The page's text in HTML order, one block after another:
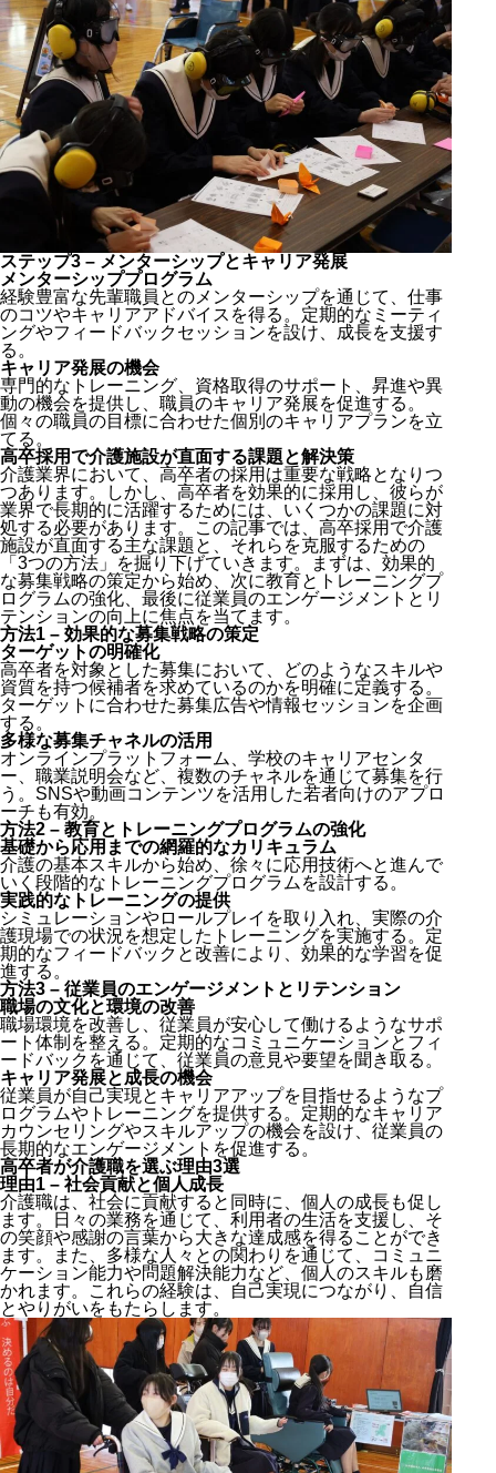
ステップ3 – メンターシップとキャリア発展
メンターシッププログラム
経験豊富な先輩職員とのメンターシップを通じて、仕事
のコツやキャリアアドバイスを得る。定期的なミーティ
ングやフィードバックセッションを設け、成長を支援す
る。
キャリア発展の機会
専門的なトレーニング、資格取得のサポート、昇進や異
動の機会を提供し、職員のキャリア発展を促進する。
個々の職員の目標に合わせた個別のキャリアプランを立
てる。
高卒採用で介護施設が直面する課題と解決策
介護業界において、高卒者の採用は重要な戦略となりつ
つあります。しかし、高卒者を効果的に採用し、彼らが
業界で長期的に活躍するためには、いくつかの課題に対
処する必要があります。この記事では、高卒採用で介護
施設が直面する主な課題と、それらを克服するための
「3つの方法」を掘り下げていきます。まずは、効果的
な募集戦略の策定から始め、次に教育とトレーニングプ
ログラムの強化、最後に従業員のエンゲージメントとリ
テンションの向上に焦点を当てます。
方法1 – 効果的な募集戦略の策定
ターゲットの明確化
高卒者を対象とした募集において、どのようなスキルや
資質を持つ候補者を求めているのかを明確に定義する。
ターゲットに合わせた募集広告や情報セッションを企画
する。
多様な募集チャネルの活用
オンラインプラットフォーム、 学校のキャリアセンタ
ー、職業説明会など、複数のチャネルを通じて募集を行
う。SNSや動画コンテンツを活用した若者向けのアプロ
ーチも有効。
方法2 – 教育とトレーニングプログラムの強化
基礎から応用までの網羅的なカリキュラム
介護の基本スキルから始め、徐々に応用技術へと進んで
いく段階的なトレーニングプログラムを設計する。
実践的なトレーニングの提供
シミュレーションやロールプレイを取り入れ、 実際の介
護現場での状況を想定したトレーニングを実施する。 定
期的なフィードバックと改善により、効果的な学習を促
進する。
方法3 – 従業員のエンゲージメントとリテンション
職場の文化と環境の改善
職場環境を改善し、従業員が安心して働けるようなサポ
ート体制を整える。定期的なコミュニケーションとフィ
ードバックを通じて、従業員の意見や要望を聞き取る。
キャリア発展と成長の機会
従業員が自己実現とキャリアアップを目指せるようなプ
ログラムやトレーニングを提供する。定期的なキャリア
カウンセリングやスキルアップの機会を設け、従業員の
長期的なエンゲージメントを促進する。
高卒者が介護職を選ぶ理由3選
理由1 – 社会貢献と個人成長
介護職は、社会に貢献すると同時に、個人の成長も促し
ます。日々の業務を通じて、利用者の生活を支援し、そ
の笑顔や感謝の言葉から大きな達成感を得ることができ
ます。また、多様な人々との関わりを通じて、コミュニ
ケーション能力や問題解決能力など、個人のスキルも磨
かれます。
これらの経験は、自己実現につながり、自信
とやりがいをもたらします。